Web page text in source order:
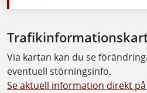
Via kartan kan du se
eventuell störningsinfo.
Se aktuell information direkt